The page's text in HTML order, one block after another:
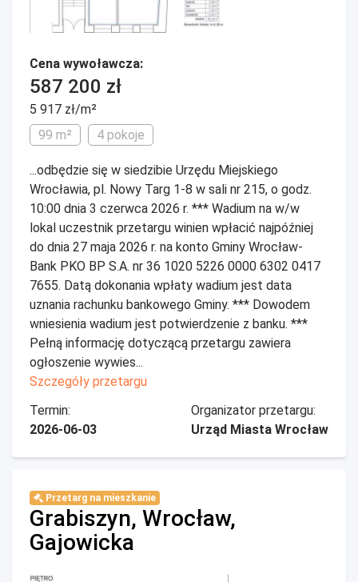
Cena wywoławcza:
587 200 zł
5 917 zł/m²
99 m²
4 pokoje
...odbędzie się w siedzibie Urzędu Miejskiego
Wrocławia, pl. Nowy Targ 1-8 w sali nr 215, o godz.
10:00 dnia 3 czerwca 2026 r. *** Wadium na w/w
lokal uczestnik przetargu winien wpłacić najpóźniej
do dnia 27 maja 2026 r. na konto Gminy Wrocław-
Bank PKO BP S.A. nr 36 1020 5226 0000 6302 0417
7655. Datą dokonania wpłaty wadium jest data
uznania rachunku bankowego Gminy. *** Dowodem
wniesienia wadium jest potwierdzenie z banku. ***
Pełną informację dotyczącą przetargu zawiera
ogłoszenie wywies...
Szczegóły przetargu
Termin:
2026-06-03
Organizator przetargu:
Urząd Miasta Wrocław
Przetarg na mieszkanie
Grabiszyn, Wrocław,
Gajowicka